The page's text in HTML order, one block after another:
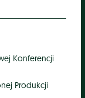
Konferencji
Produkcji